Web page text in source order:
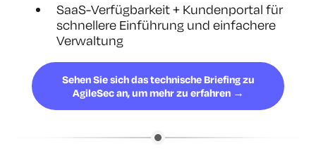
SaaS-Verfügbarkeit + Kundenportal für
schnellere Einführung und einfachere
Verwaltung
Sehen Sie sich das technische Briefing zu
AgileSec an, um mehr zu erfahren →